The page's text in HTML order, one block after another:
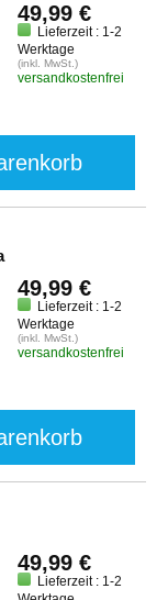
49,99 €
Lieferzeit : 1-2
Werktage
(inkl. MwSt.)
versandkostenfrei
49,99 €
Lieferzeit : 1-2
Werktage
(inkl. MwSt.)
versandkostenfrei
49,99 €
Lieferzeit : 1-2